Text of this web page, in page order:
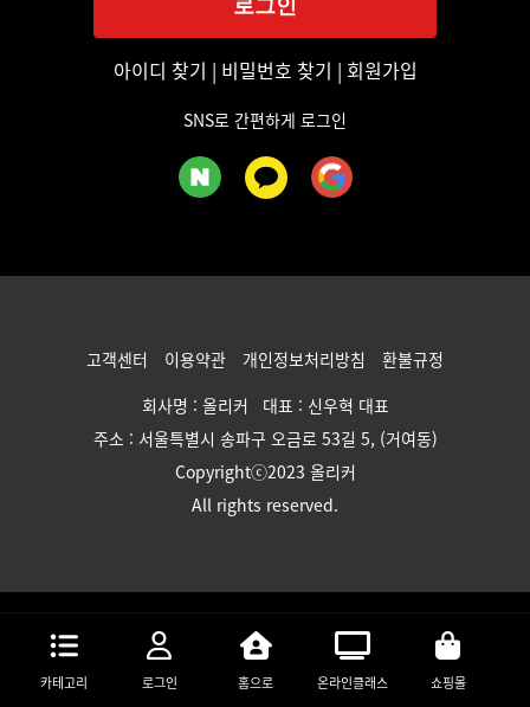
카테고리 로그인 홈으로 온라인클래스 쇼핑몰
아이디 찾기 | 비밀번호 찾기 | 회원가입
SNS로 간편하게 로그인
고객센터 이용약관 개인정보처리방침
환불규정
회사명 : 올리커 대표 : 신우혁 대표
주소 : 서울특별시 송파구 오금로 53길 5, (거여동)
Copyrightⓒ2023 올리커
All rights reserved.